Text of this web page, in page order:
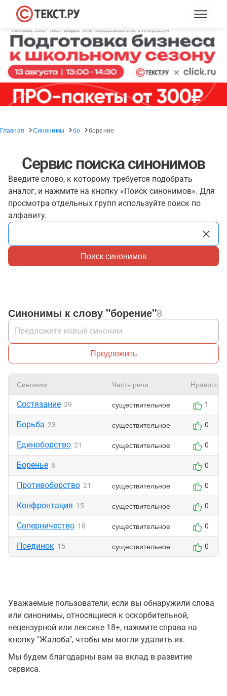
Главная Синонимы бо борение
Сервис поиска синонимов
Введите слово, к которому требуется подобрать
аналог, и нажмите на кнопку «Поиск синонимов». Для
просмотра отдельных групп используйте поиск по
алфавиту.
Поиск синонимов
Синонимы к слову "борение"8
Предложить
Синоним Часть речи Нравится
Состязание 39 существительное 1
Борьба 23 существительное 0
Единоборство 21 существительное 0
Боренье 8 0
Противоборство 21 существительное 0
Конфронтация 15 существительное 0
Соперничество 18 существительное 0
Поединок 15 существительное 0
Уважаемые пользователи, если вы обнаружили слова
или синонимы, относящиеся к оскорбительной,
нецензурной или лексике 18+, нажмите справа на
кнопку "Жалоба", чтобы мы могли удалить их.
Мы будем благодарны вам за вклад в развитие
сервиса.